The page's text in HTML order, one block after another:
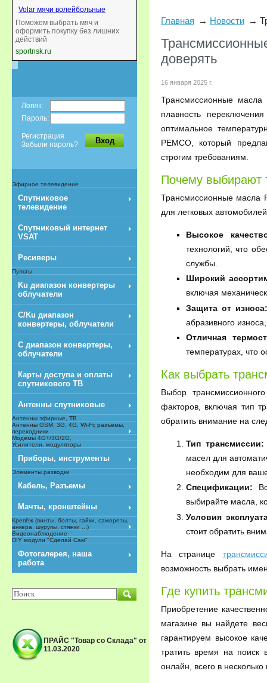
Главная Новости
доверять
16 января 2025 г.
Трансмиссионные
плавность
оптимальное
PEMCO, который
строгим требованиям.
Почему выбирают
Трансмиссионные масла
для легковых
Высокое
технологий, что
службы.
Широкий
включая
Защита от
абразивного
Отличная
температурах, что
Как выбрать
Выбор
факторов, включая тип
обратить внимание на
Тип трансмиссии:
масел для
необходим для
Спецификации:
выбирайте масла,
Условия
стоит обратить
На странице
возможность выбрать
Где купить
Приобретение
магазине вы найдете
гарантируем высокое
тратить время на поиск
онлайн, всего в несколько
Volar мячи волейбольные
Поможем выбрать мяч и
оформить покупку без лишних
действий
sportnsk.ru
Логин:
Пароль:
Регистрация
Забыли пароль?
Вход
Эфирное телевидение
Спутниковое
телевидение
Спутниковый интернет
VSAT
Ресиверы
Пульты
Ku диапазон конвертеры
облучатели
C/Ku диапазон
конвертеры, облучатели
С диапазон конвертеры,
облучатели
Карты доступа и оплаты
спутникового ТВ
Антенны спутниковые
Антенны эфирные, ТВ
Антенны GSM, 3G, 4G, Wi-Fi; разъемы,
переходники
Модемы 4G+/3G/2G,
Усилители, модуляторы
Приборы, инструменты
Элементы разводки
Кабель, Разъемы
Мачты, кронштейны
Крепёж (винты, болты, гайки, саморезы,
анкера, шурупы, стяжки ...)
Видеонаблюдение
DIY модули "Сделай Сам"
Фотогалерея, наша
работа
ПРАЙС "Товар со Склада" от
11.03.2020
Спутниковый